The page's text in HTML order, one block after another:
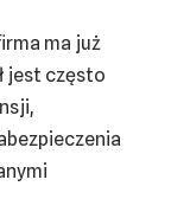
ma już
jest często